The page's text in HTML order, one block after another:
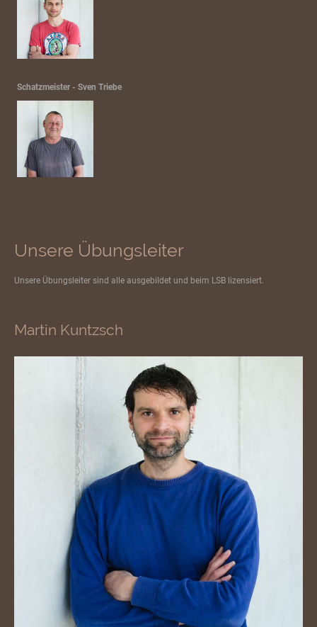
Schatzmeister - Sven Triebe
Unsere Übungsleiter
Unsere Übungsleiter sind alle ausgebildet und beim LSB lizensiert.
Martin Kuntzsch